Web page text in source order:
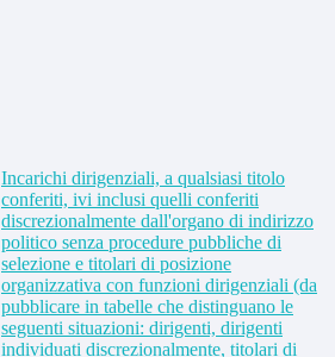
Incarichi dirigenziali, a qualsiasi titolo
conferiti, ivi inclusi quelli conferiti
discrezionalmente dall'organo di indirizzo
politico senza procedure pubbliche di
selezione e titolari di posizione
organizzativa con funzioni dirigenziali (da
pubblicare in tabelle che distinguano le
seguenti situazioni: dirigenti, dirigenti
individuati discrezionalmente, titolari di